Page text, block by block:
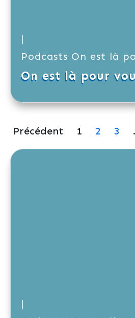
|
Podcasts On est là
On est là pour
Précédent 1 2 3
|